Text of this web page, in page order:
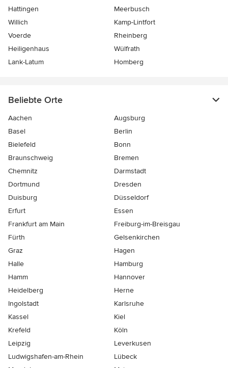
Hattingen
Meerbusch
Willich
Kamp-Lintfort
Voerde
Rheinberg
Heiligenhaus
Wülfrath
Lank-Latum
Homberg
Beliebte Orte
Aachen
Augsburg
Basel
Berlin
Bielefeld
Bonn
Braunschweig
Bremen
Chemnitz
Darmstadt
Dortmund
Dresden
Duisburg
Düsseldorf
Erfurt
Essen
Frankfurt am Main
Freiburg-im-Breisgau
Fürth
Gelsenkirchen
Graz
Hagen
Halle
Hamburg
Hamm
Hannover
Heidelberg
Herne
Ingolstadt
Karlsruhe
Kassel
Kiel
Krefeld
Köln
Leipzig
Leverkusen
Ludwigshafen-am-Rhein
Lübeck